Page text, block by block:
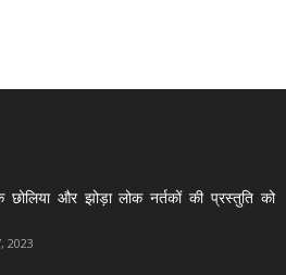
छोलिया और झोड़ा लोक नर्तकों की प्रस्तुति को
2023